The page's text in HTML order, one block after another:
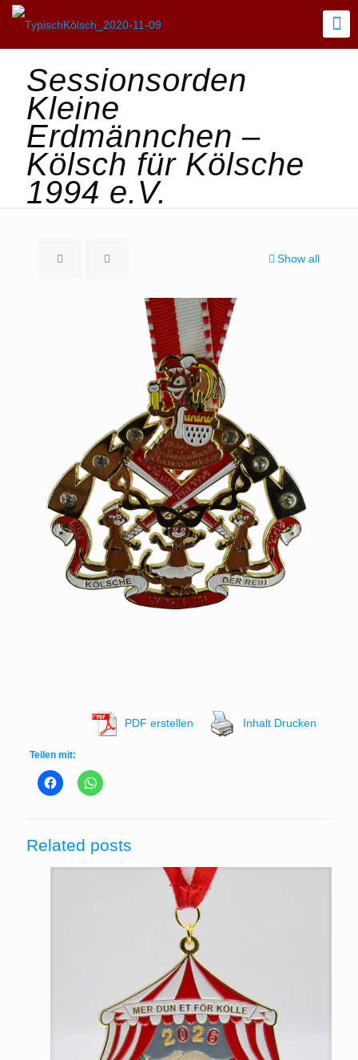
Sessionsorden
Kleine
Erdmännchen –
Kölsch für Kölsche
1994 e.V.
Show all
PDF erstellen Inhalt Drucken
Teilen mit:
Related posts